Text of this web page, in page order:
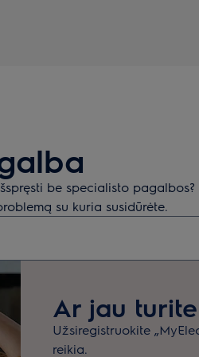
be specialisto
su kuria susidūrėte.
Ar jau
Užsiregistruokite
reikia.